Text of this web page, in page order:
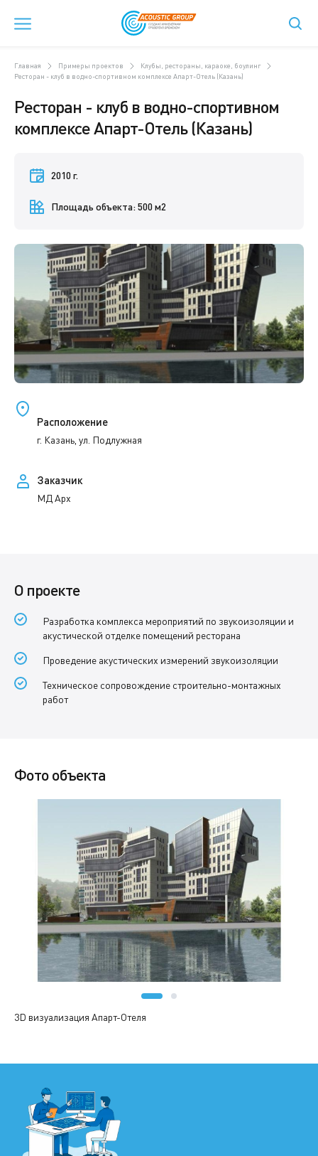
Главная Примеры проектов
Клубы, рестораны, караоке, боулинг
Ресторан - клуб в водно-спортивном комплексе Апарт-Отель (Казань)
Ресторан - клуб в водно-спортивном
комплексе Апарт-Отель (Казань)
2010 г.
Площадь объекта: 500 м2
Расположение
г. Казань, ул. Подлужная
Заказчик
МД Арх
О проекте
Разработка комплекса мероприятий по звукоизоляции и
акустической отделке помещений ресторана
Проведение акустических измерений звукоизоляции
Техническое сопровождение строительно-монтажных
работ
Фото объекта
3D визуализация Апарт-Отеля